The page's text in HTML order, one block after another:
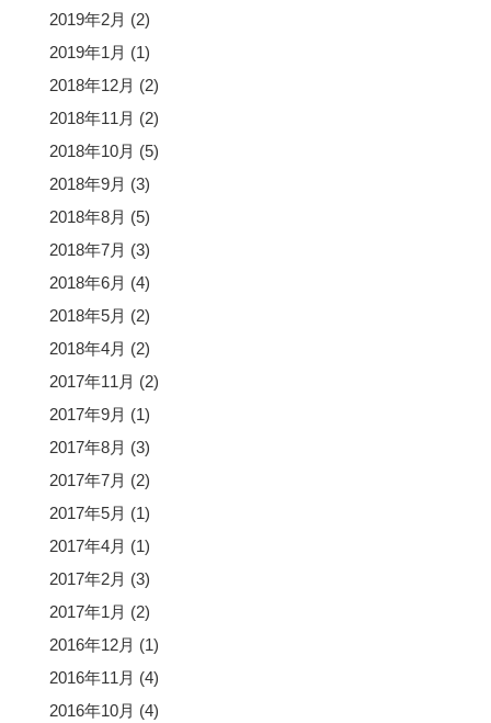
2019年2月 (2)
2019年1月 (1)
2018年12月 (2)
2018年11月 (2)
2018年10月 (5)
2018年9月 (3)
2018年8月 (5)
2018年7月 (3)
2018年6月 (4)
2018年5月 (2)
2018年4月 (2)
2017年11月 (2)
2017年9月 (1)
2017年8月 (3)
2017年7月 (2)
2017年5月 (1)
2017年4月 (1)
2017年2月 (3)
2017年1月 (2)
2016年12月 (1)
2016年11月 (4)
2016年10月 (4)